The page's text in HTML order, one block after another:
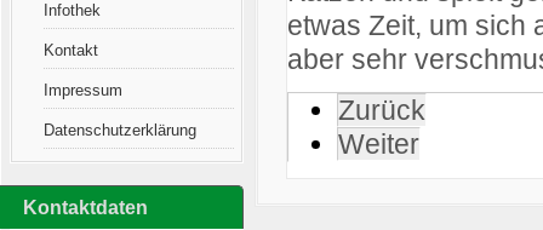
Infothek
Kontakt
Impressum
Datenschutzerklärung
Kontaktdaten
etwas Zeit, um sich
aber sehr
Zurück
Weiter